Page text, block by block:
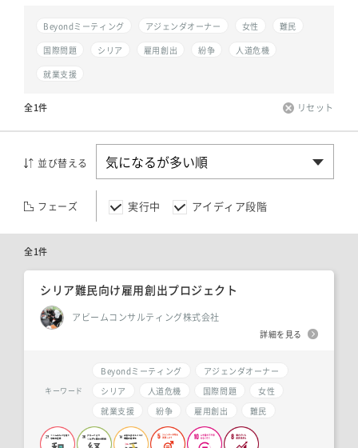
Beyondミーティング アジェンダオーナー 女性
難民
国際問題
シリア 雇用創出 紛争
人道危機
就業支援
全1件 リセット
並び替える
フェーズ 実行中 アイディア段階
全1件
シリア難民向け雇用創出プロジェクト
アビームコンサルティング株式会社
詳細を見る
キーワード
Beyondミーティング
アジェンダオーナー
シリア
人道危機 国際問題
女性
就業支援
紛争 雇用創出 難民